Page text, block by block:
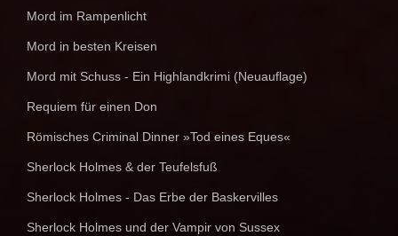
Mord im Rampenlicht
Mord in besten Kreisen
Mord mit Schuss - Ein Highlandkrimi (Neuauflage)
Requiem für einen Don
Römisches Criminal Dinner »Tod eines Eques«
Sherlock Holmes & der Teufelsfuß
Sherlock Holmes - Das Erbe der Baskervilles
Sherlock Holmes und der Vampir von Sussex